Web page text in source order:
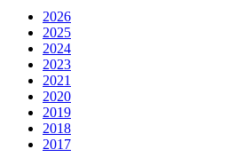
2026
2025
2024
2023
2021
2020
2019
2018
2017